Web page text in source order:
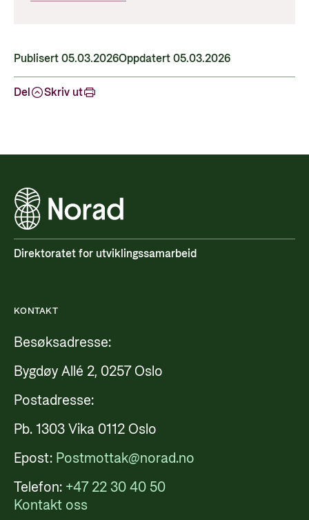
Publisert 05.03.2026Oppdatert 05.03.2026
Del Skriv ut
Direktoratet for utviklingssamarbeid
KONTAKT
Besøksadresse:
Bygdøy Allé 2, 0257 Oslo
Postadresse:
Pb. 1303 Vika 0112 Oslo
Epost: Postmottak@norad.no
Telefon: +47 22 30 40 50
Kontakt oss